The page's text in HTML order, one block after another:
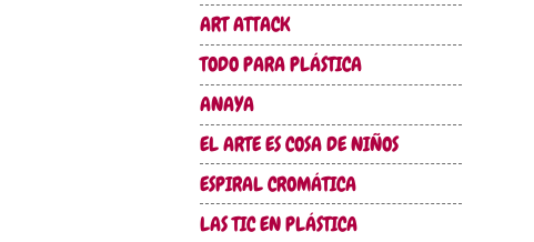
ART ATTACK
TODO PARA PLÁSTICA
ANAYA
EL ARTE ES COSA DE NIÑOS
ESPIRAL CROMÁTICA
LAS TIC EN PLÁSTICA